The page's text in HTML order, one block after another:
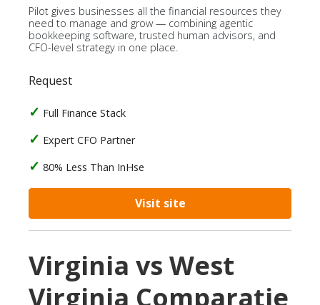
Pilot gives businesses all the financial resources they
need to manage and grow — combining agentic
bookkeeping software, trusted human advisors, and
CFO-level strategy in one place.
Request
Full Finance Stack
Expert CFO Partner
80% Less Than InHse
Visit site
Virginia vs West
Virginia Comparație